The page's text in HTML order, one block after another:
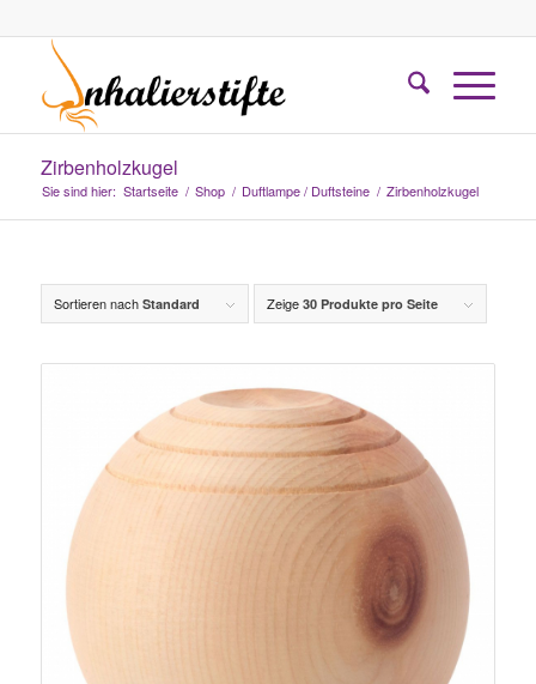
Zirbenholzkugel
Sie sind hier: Startseite / Shop / Duftlampe / Duftsteine / Zirbenholzkugel
Sortieren nach Standard Zeige 30 Produkte pro Seite